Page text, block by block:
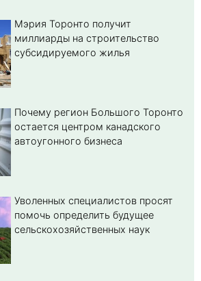
Мэрия Торонто получит
миллиарды на строительство
субсидируемого жилья
Почему регион Большого Торонто
остается центром канадского
автоугонного бизнеса
Уволенных специалистов просят
помочь определить будущее
сельскохозяйственных наук